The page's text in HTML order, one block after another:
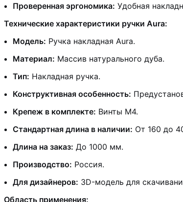
Проверенная эргономика: Удобная
Технические характеристики ручки Aura:
Модель: Ручка накладная Aura.
Материал: Массив натурального дуба.
Тип: Накладная ручка.
Конструктивная особенность:
Крепеж в комплекте: Винты М4.
Стандартная длина в наличии: От 160 до
Длина на заказ: До 1000 мм.
Производство: Россия.
Для дизайнеров: 3D-модель для
Область применения: